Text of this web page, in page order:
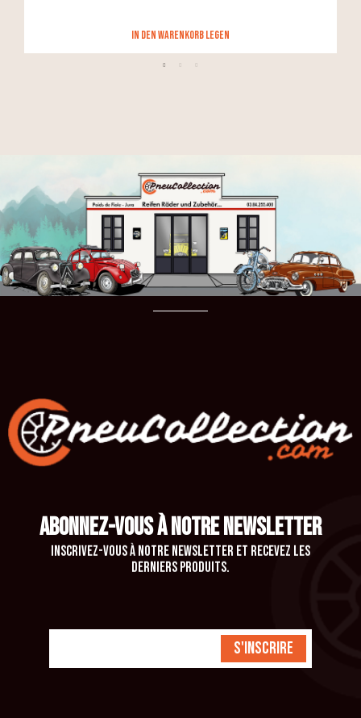
in den Warenkorb legen
ABONNEZ-VOUS À NOTRE NEWSLETTER
Inscrivez-vous à notre newsletter et recevez les
derniers produits.
S'inscrire